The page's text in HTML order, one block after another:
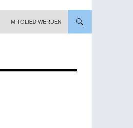
MITGLIED WERDEN